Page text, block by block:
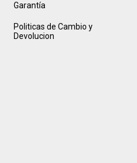
Garantía
Politicas de Cambio y
Devolucion